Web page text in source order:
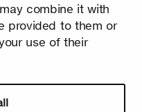
combine it with
provided to them or
use of their